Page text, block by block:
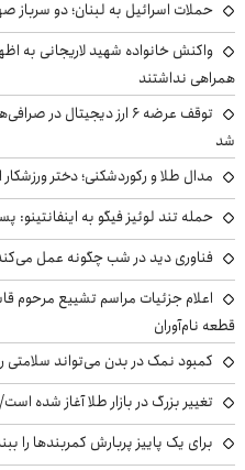
حملات اسرائیل به لبنان؛ دو
واکنش خانواده شهید لاریجانی به
همراهی نداشتند
توقف عرضه ۶ ارز دیجیتال
شد
مدال طلا و رکوردشکنی؛ دختر
حمله تند لوئیز فیگو به اینفانتینو:
فناوری دید در شب چگونه عمل
اعلام جزئیات مراسم تشییع مرحوم
قطعه نام‌آوران
کمبود نمک در بدن می‌تواند سلامتی
تغییر بزرگ در بازار طلا آغاز شده
برای یک پاییز پربارش کمربندها را